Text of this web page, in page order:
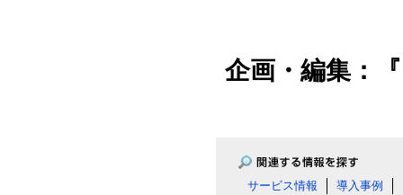
企画・編集：
サービス情報 導入事例